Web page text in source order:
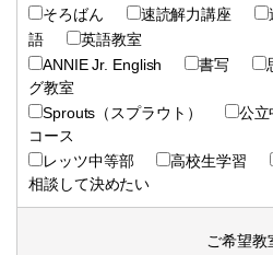
そろばん 速読解力講座
語
英語教室
ANNIE Jr. English
書写
グ教室
Sprouts（スプラウト）
公立
コース
レッツ中等部
高校生学習
相談して決めたい
ご希望教